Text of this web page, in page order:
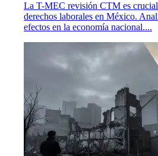
La T-MEC revisión CTM es
derechos laborales en México.
efectos en la economía nacional....